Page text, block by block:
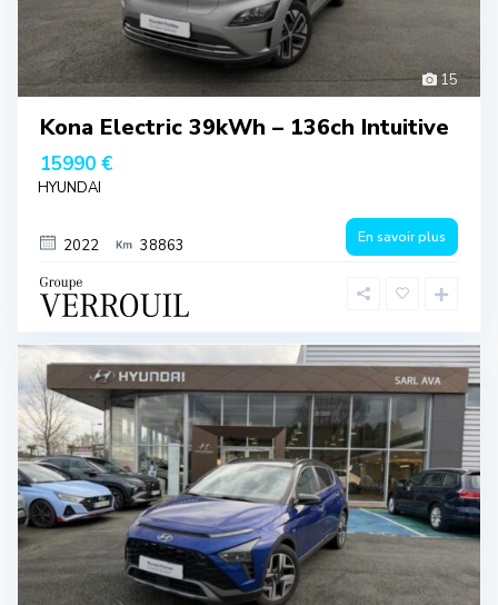
15
Kona Electric 39kWh – 136ch Intuitive
15990 €
HYUNDAI
2022 38863 En savoir plus